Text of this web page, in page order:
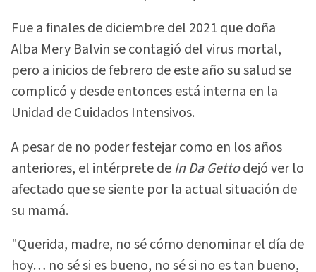
Fue a finales de diciembre del 2021 que doña
Alba Mery Balvin se contagió del virus mortal,
pero a inicios de febrero de este año su salud se
complicó y desde entonces está interna en la
Unidad de Cuidados Intensivos.
A pesar de no poder festejar como en los años
anteriores, el intérprete de In Da Gettodejó ver lo
afectado que se siente por la actual situación de
su mamá.
"Querida, madre, no sé cómo denominar el día de
hoy… no sé si es bueno, no sé si no es tan bueno,